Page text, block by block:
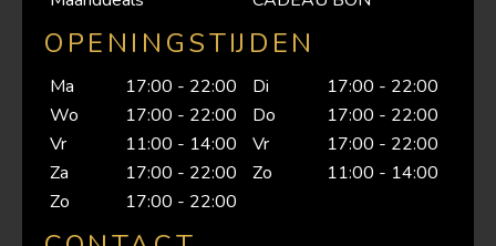
OPENINGSTIJDEN
Ma 17:00 - 22:00 Di
17:00 - 22:00
Wo
17:00 - 22:00 Do
17:00 - 22:00
Vr
11:00 - 14:00 Vr
17:00 - 22:00
Za
17:00 - 22:00 Zo
11:00 - 14:00
Zo
17:00 - 22:00